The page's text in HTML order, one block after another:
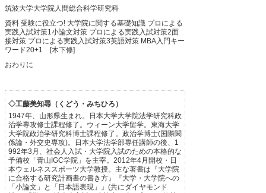
筑波大学大学院人間総合科学研究科
資料 受験に役立つ! 大学院に関する基礎知識 プロによる
実践入試対策1小論文対策 プロによる実践入試対策2面
接対策 プロによる実践入試対策3英語対策 MBA入門キー
ワード20+1 [木下修]
おわりに
◇工藤美知尋（くどう・みちひろ）
1947年、山形県生まれ。日本大学大学院法学研究科政
治学専攻修士課程修了。ウィーン大学留学。東海大学
大学院政治学研究科博士課程修了。政治学博士(国際関
係論・外交史専攻)。日本大学法学部専任講師の後、1
992年3月、社会人入試・大学院入試のための本格的な
予備校「青山IGC学院」を主宰。2012年4月開校・日
本ウェルネススポーツ大学教授。主な著書は『大学院
に合格する研究計画書の書き方』『大学・大学院への
「小論文」と「日本語表現」』(共にダイヤモンド